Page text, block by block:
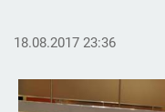
18.08.2017 23:36